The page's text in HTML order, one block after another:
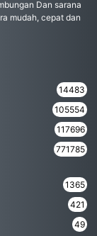
Dan sarana
mudah, cepat dan
14483
105554
117696
771785
1365
421
49